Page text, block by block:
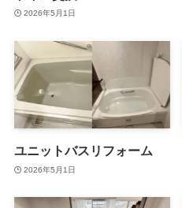
2026年5月1日
ユニットバスリフォーム
2026年5月1日